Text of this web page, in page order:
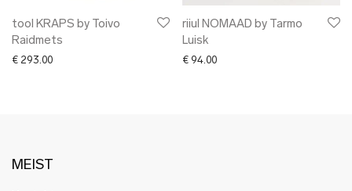
tool KRAPS by Toivo
Raidmets
€ 293.00
riiul NOMAAD by Tarmo
Luisk
€ 94.00
MEIST